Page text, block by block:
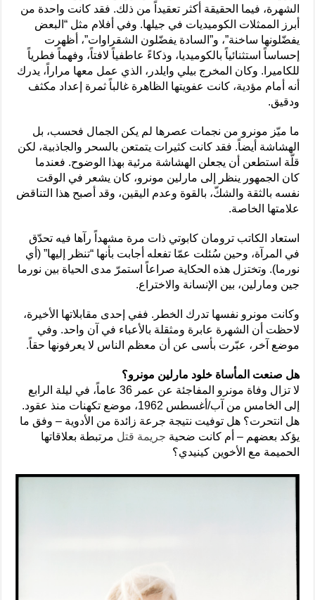
الشهرة، فيما الحقيقة أكثر تعقيداً من ذلك. فقد كانت واحدة من
أبرز الممثلات الكوميديات في جيلها. وفي أفلام مثل “البعض
يفضّلونها ساخنة”، و”السادة يفضّلون الشقراوات”، أظهرت
إحساساً استثنائياً بالكوميديا، وذكاءً عاطفياً لافتاً، وفهماً فطرياً
للكاميرا. وكان المخرج بيلي وايلدر، الذي عمل معها مراراً، يدرك
أنه أمام مؤدية، كانت عفويتها الظاهرة غالباً ثمرة إعداد مكثف
ودقيق.
ما ميّز مونرو من نجمات عصرها لم يكن الجمال فحسب، بل
الهشاشة أيضاً. فقد كانت كثيرات يتمتعن بالسحر والجاذبية، لكن
قلّة استطعن أن يجعلن الهشاشة مرئية بهذا الوضوح. فعندما
كان الجمهور ينظر إلى مارلين مونرو، كان يشعر في الوقت
نفسه بالثقة والشكّ، بالقوة وعدم اليقين، وقد أصبح هذا التناقض
علامتها الخاصة.
استعاد الكاتب ترومان كابوتي ذات مرة مشهداً رآها فيه تحدّق
في المرآة، وحين سُئلت عمّا تفعله أجابت بأنها “تنظر إليها” (أي
نورما). وتختزل هذه الحكاية صراعاً استمرّ مدى الحياة بين نورما
جين ومارلين، بين الإنسانة والاختراع.
وكانت مونرو نفسها تدرك الخطر. ففي إحدى مقابلاتها الأخيرة،
لاحظت أن الشهرة عابرة ومثقلة بالأعباء في آن واحد. وفي
موضع آخر، عبّرت بأسى عن أن معظم الناس لا يعرفونها حقاً.
هل صنعت المأساة خلود مارلين مونرو؟
لا تزال وفاة مونرو المفاجئة عن عمر 36 عاماً، في ليلة الرابع
إلى الخامس من آب/أغسطس 1962، موضع تكهنات منذ عقود.
هل انتحرت؟ هل توفيت نتيجة جرعة زائدة من الأدوية – وفق ما
يؤكد بعضهم – أم كانت ضحية جريمة قتل مرتبطة بعلاقاتها
الحميمة مع الأخوين كينيدي؟